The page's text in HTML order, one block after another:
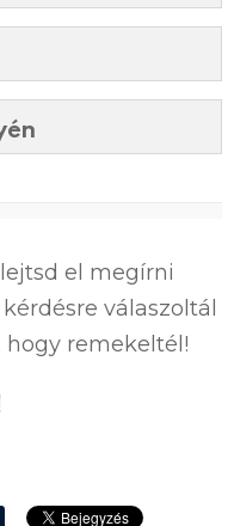
el megírni
válaszoltál
hogy remekeltél!